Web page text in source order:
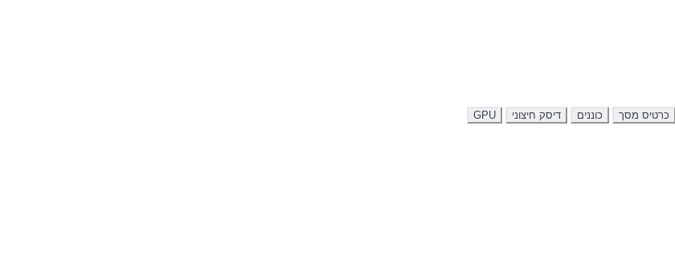
כרטיס מסך כוננים דיסק חיצוני GPU